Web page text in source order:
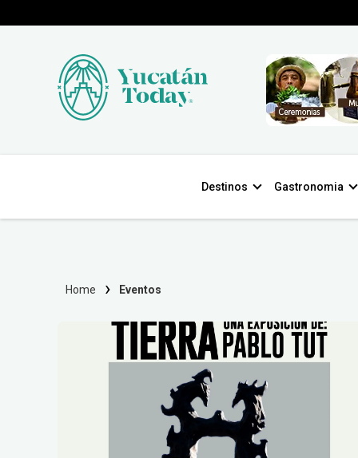
Destinos Gastronomia
Home Eventos